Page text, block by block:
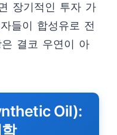
장기적인 투자 가
들이 합성유로 전
결코 우연이 아
Oil):